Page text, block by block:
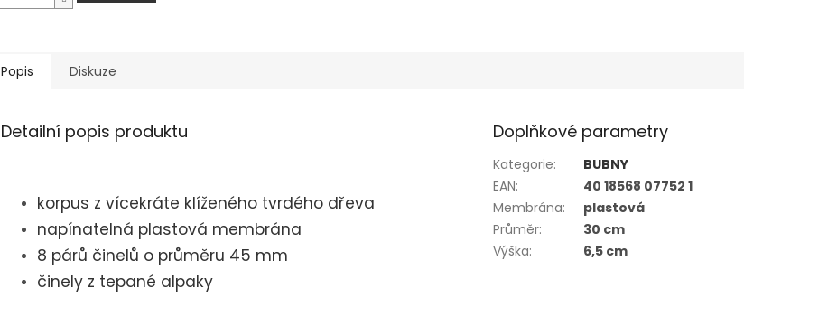
Popis Diskuze
Detailní popis produktu
korpus z vícekráte klíženého tvrdého dřeva
napínatelná plastová membrána
8 párů činelů o průměru 45 mm
činely z tepané alpaky
Doplňkové parametry
Kategorie:
BUBNY
EAN:
40 18568 07752 1
Membrána:
plastová
Průměr:
30 cm
Výška: 6,5 cm